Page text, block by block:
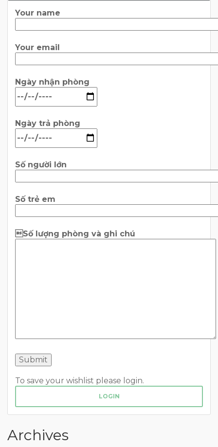
Your name
Your email
Ngày nhận phòng
Ngày trả phòng
Số người lớn
Số trẻ em
Số lượng phòng và ghi chú
To save your wishlist please login.
LOGIN
Archives